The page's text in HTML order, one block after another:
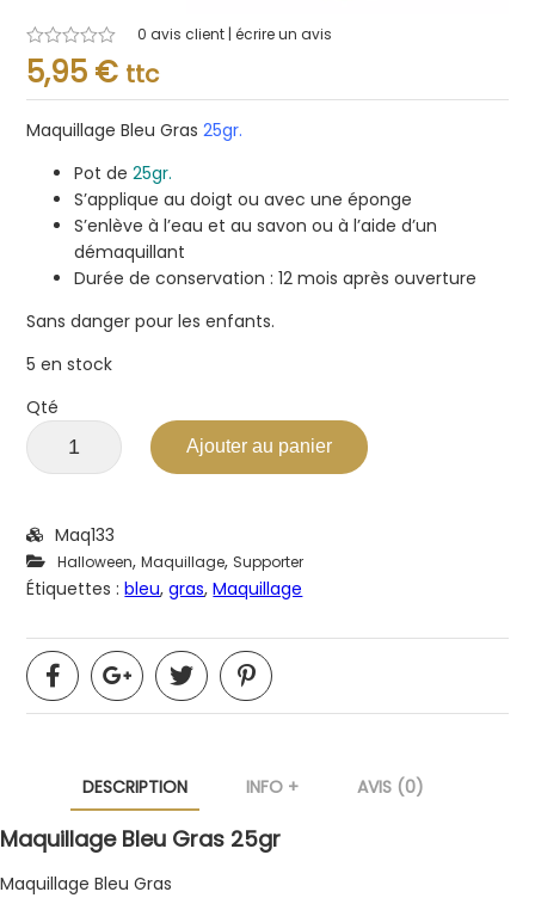
Note
0.001
sur
0 avis client | écrire un avis
5,95 € ttc
Maquillage Bleu Gras25gr.
Pot de25gr.
S’applique au doigt ou avec une éponge
S’enlève à l’eau et au savon ou à l’aide d’un
démaquillant
Durée de conservation : 12 mois après ouverture
Sans danger pour les enfants.
5 en stock
Qté
Ajouter au panier
Maq133
Halloween,Maquillage, Supporter
Étiquettes :bleu,gras,Maquillage
DESCRIPTION INFO + AVIS (0)
Maquillage Bleu Gras 25gr
Maquillage Bleu Gras